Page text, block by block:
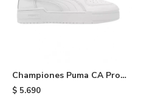
Championes Puma CA Pro
Classic II - White
$ 5.690